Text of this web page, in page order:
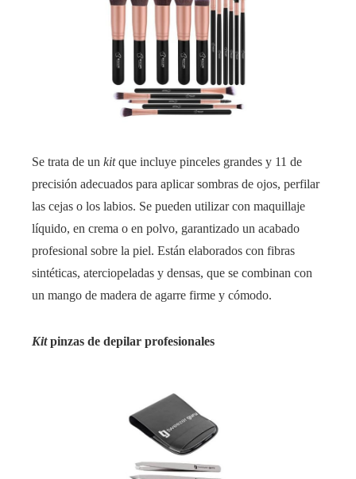
Se trata de un kitque incluye pinceles grandes y 11 de
precisión adecuados para aplicar sombras de ojos, perfilar
las cejas o los labios. Se pueden utilizar con maquillaje
líquido, en crema o en polvo, garantizado un acabado
profesional sobre la piel. Están elaborados con fibras
sintéticas, aterciopeladas y densas, que se combinan con
un mango de madera de agarre firme y cómodo.
Kitpinzas de depilar profesionales